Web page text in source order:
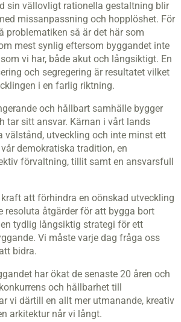
sin vällovligt rationella gestaltning blir
missanpassning och hopplöshet. För
problematiken så är det här som
mest synlig eftersom byggandet inte
vi har, både akut och långsiktigt. En
och segregering är resultatet vilket
i en farlig riktning.
och hållbart samhälle bygger
tar sitt ansvar. Kärnan i vårt lands
välstånd, utveckling och inte minst ett
demokratiska tradition, en
förvaltning, tillit samt en ansvarsfull
att förhindra en oönskad utveckling
resoluta åtgärder för att bygga bort
tydlig långsiktig strategi för ett
Vi måste varje dag fråga oss
bidra.
har ökat de senaste 20 åren och
och hållbarhet till
vi därtill en allt mer utmanande, kreativ
arkitektur når vi långt.